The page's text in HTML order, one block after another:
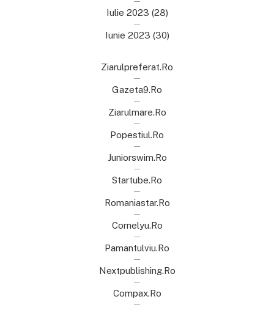
Iulie 2023 (28)
Iunie 2023 (30)
Ziarulpreferat.ro
Gazeta9.ro
Ziarulmare.ro
Popestiul.ro
Juniorswim.ro
Startube.ro
Romaniastar.ro
Cornelyu.ro
Pamantulviu.ro
Nextpublishing.ro
Compax.ro